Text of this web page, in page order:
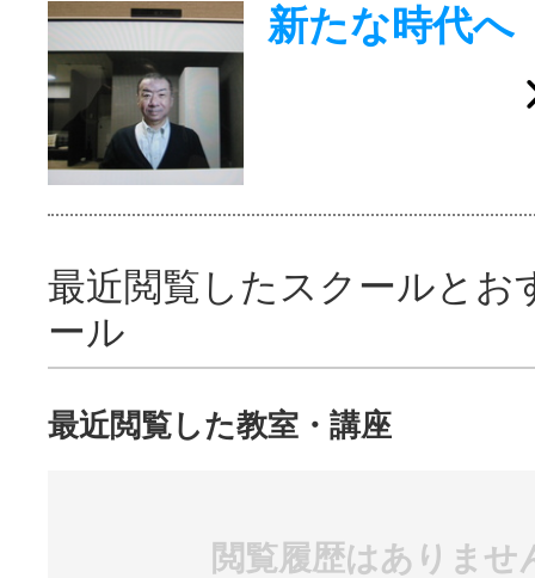
新たな時代へ
最近閲覧したスクールとお
ール
最近閲覧した教室・講座
閲覧履歴はありませ